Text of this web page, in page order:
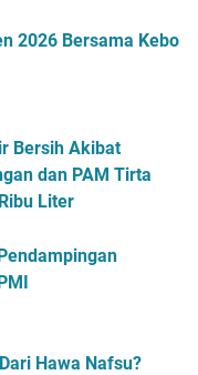
2026 Bersama Kebo
Bersih Akibat
dan PAM Tirta
Liter
Hawa Nafsu?